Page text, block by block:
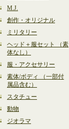
M.J.
創作・オリジナル
ミリタリー
ヘッド＋服セット （素
体なし）
服・アクセサリー
素体/ボディ （一部付
属品含む）
スタチュー
動物
ジオラマ